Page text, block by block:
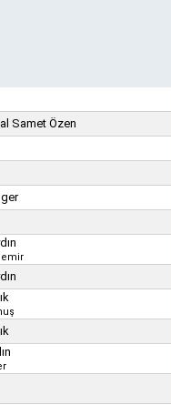
Samet Özen